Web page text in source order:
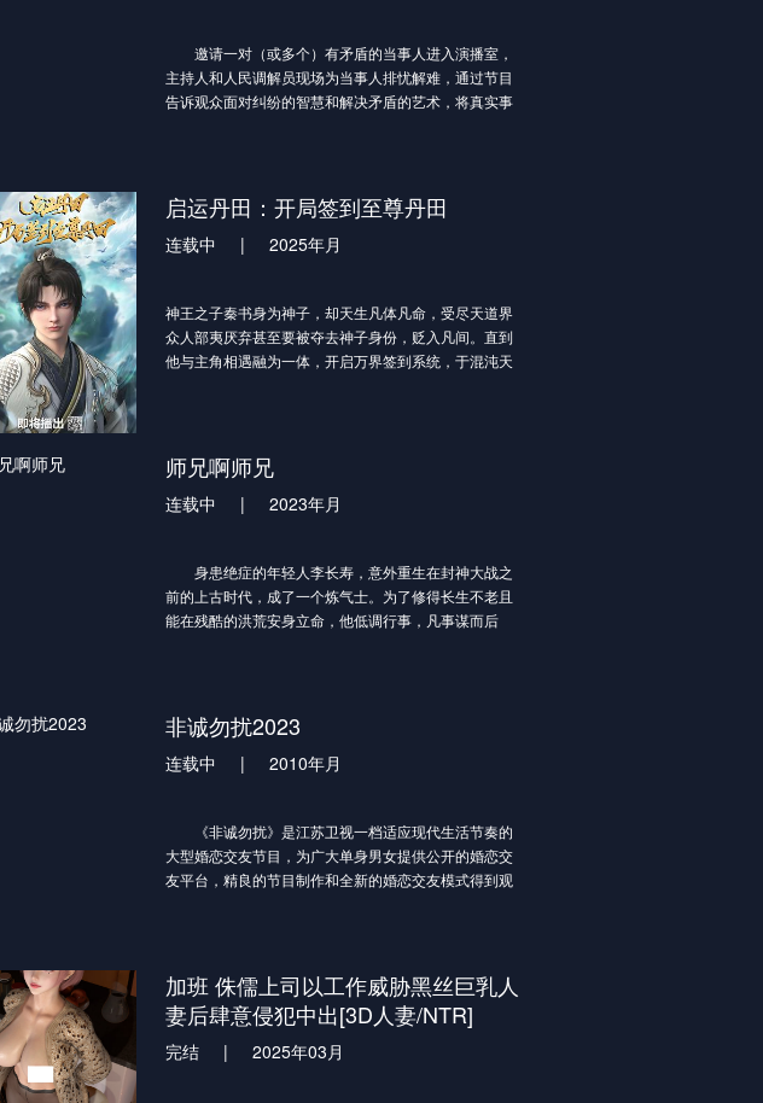
邀请一对（或多个）有矛盾的当事人进入演播室，
主持人和人民调解员现场为当事人排忧解难，通过节目
告诉观众面对纠纷的智慧和解决矛盾的艺术，将真实事
启运丹田：开局签到至尊丹田
连载中 | 2025年月
神王之子秦书身为神子，却天生凡体凡命，受尽天道界
众人部夷厌弃甚至要被夺去神子身份，贬入凡间。直到
他与主角相遇融为一体，开启万界签到系统，于混沌天
介凡体走上神道之巅。最后从众多神子的生死决斗之中
脱颖而出，独战九大帝子，破混元天尊夺取神道界的惊
天密谋，成就新一代大帝。
师兄啊师兄
连载中 | 2023年月
身患绝症的年轻人李长寿，意外重生在封神大战之
前的上古时代，成了一个炼气士。为了修得长生不老且
能在残酷的洪荒安身立命，他低调行事，凡事谋而后
老狗，一动石破天惊，动后悄声走人，在打败邪恶敌人
的同时，结交志同道合的朋友，实现自己的人生价值。
非诚勿扰2023
连载中 | 2010年月
《非诚勿扰》是江苏卫视一档适应现代生活节奏的
大型婚恋交友节目，为广大单身男女提供公开的婚恋交
友平台，精良的节目制作和全新的婚恋交友模式得到观
的去留，经过“爱之初体验”、“爱之再判断”、“爱之终决
选”、“男生权利”等规则来决定男女嘉宾的速配成功。
加班 侏儒上司以工作威胁黑丝巨乳人
妻后肆意侵犯中出[3D人妻/NTR]
完结 | 2025年03月